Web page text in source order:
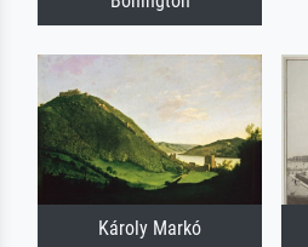
Károly Markó